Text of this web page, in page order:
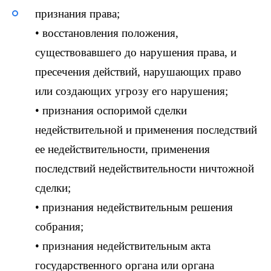
признания права;
• восстановления положения,
существовавшего до нарушения права, и
пресечения действий, нарушающих право
или создающих угрозу его нарушения;
• признания оспоримой сделки
недействительной и применения последствий
ее недействительности, применения
последствий недействительности ничтожной
сделки;
• признания недействительным решения
собрания;
• признания недействительным акта
государственного органа или органа